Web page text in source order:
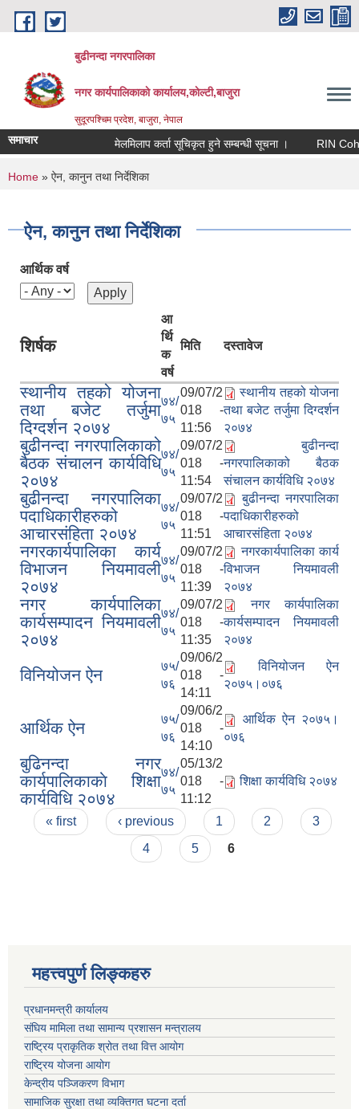
Skip to main content
बुढीनन्दा नगरपालिका
नगर कार्यपालिकाकाे कार्यालय,काेल्टी,बाजुरा
सुदूरपश्चिम प्रदेश, बाजुरा, नेपाल
समाचार मेलमिलाप कर्ता सूचिकृत हुने सम्बन्धी सूचना । RIN Cohor
You are here
Home » ऐन, कानुन तथा निर्देशिका
ऐन, कानुन तथा निर्देशिका
आर्थिक वर्ष
शिर्षक
आ
र्थि
क
वर्ष
मिति दस्तावेज
स्थानीय तहको योजना
तथा बजेट तर्जुमा
दिग्दर्शन २०७४
७४/
७५
09/07/2
018 -
11:56
स्थानीय तहको योजना
तथा बजेट तर्जुमा दिग्दर्शन
२०७४
बुढीनन्दा नगरपालिकाको
बैठक संचालन कार्यविधि
२०७४
७४/
७५
09/07/2
018 -
11:54
बुढीनन्दा
नगरपालिकाको बैठक
संचालन कार्यविधि २०७४
बुढीनन्दा नगरपालिका
पदाधिकारीहरुको
आचारसंहिता २०७४
७४/
७५
09/07/2
018 -
11:51
बुढीनन्दा नगरपालिका
पदाधिकारीहरुको
आचारसंहिता २०७४
नगरकार्यपालिका कार्य
विभाजन नियमावली
२०७४
७४/
७५
09/07/2
018 -
11:39
नगरकार्यपालिका कार्य
विभाजन नियमावली
२०७४
नगर कार्यपालिका
कार्यसम्पादन नियमावली
२०७४
७४/
७५
09/07/2
018 -
11:35
नगर कार्यपालिका
कार्यसम्पादन नियमावली
२०७४
विनियोजन ऐन
७५/
७६
09/06/2
018 -
14:11
विनियोजन ऐन
२०७५।०७६
आर्थिक ऐन
७५/
७६
09/06/2
018 -
14:10
आर्थिक ऐन २०७५।
०७६
बुढिनन्दा नगर
कार्यपालिकाकाे शिक्षा
कार्यविधि २०७४
७४/
७५
05/13/2
018 -
11:12
शिक्षा कार्यविधि २०७४
Pages
« first ‹ previous 1 2
3
4
5 6
महत्त्वपुर्ण लिङ्कहरु
प्रधानमन्त्री कार्यालय
संघिय मामिला तथा सामान्य प्रशासन मन्त्रालय
राष्ट्रिय प्राकृतिक श्रोत तथा वित्त आयोग
राष्ट्रिय योजना आयोग
केन्द्रीय पञ्जिकरण विभाग
सामाजिक सुरक्षा तथा व्यक्तिगत घटना दर्ता